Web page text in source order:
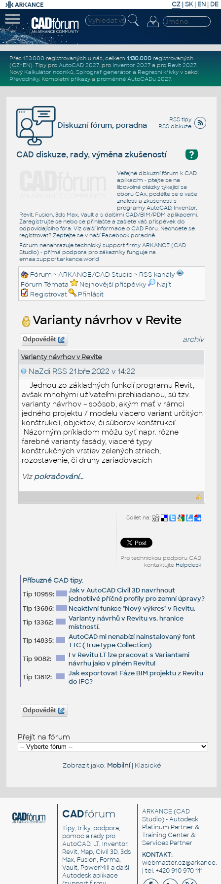
CZ | SK| EN | DE
Přes 123.000 registrovaných u nás, celkem 1.130.000registrovaných
(CZ+EN). Tipy pro AutoCAD 2027, pro Inventor 2027a pro Revit 2027.
Nový Kalkulátor nosníků, Spirograf generátor a Regresní křivkyv sekci
Převodníky. Kompletní příkazya proměnné AutoCADu 2027.
RSS tipy
RSS diskuze
Diskuzní fórum, poradna
?
CAD diskuze, rady, výměna zkušeností
Veřejné diskuzní fórum k CAD
aplikacím - ptejte se na
libovolné otázky týkající se
oboru CAx, podělte se o vaše
znalosti a zkušenosti s
programy AutoCAD, Inventor,
Revit, Fusion, 3ds Max, Vault a s dalšími CAD/BIM/PDM aplikacemi.
Zaregistrujte se nebo se přihlašte a zašlete váš příspěvek do
odpovídajícího fóra. Viz další informace o CAD Fóru. Nechcete se
registrovat? Zeptejte se v naší Facebook poradně.
Fórum nenahrazuje technický support firmy ARKANCE (CAD
Studio) - přímá podpora pro zákazníky funguje na
emea.support.arkance.world
Fórum >ARKANCE/CAD Studio > RSS kanály
Fórum Témata
Nejnovější příspěvky
Najít
Registrovat
Přihlásit
Varianty návrhov v Revite
Odpovědět archiv
Varianty návrhov v Revite
NaZdi RSS 21.bře.2022 v 14:22
Jednou zo základných funkcií programu Revit,
avšak mnohými užívateľmi prehliadanou, sú tzv.
varianty návrhov – spôsob, akým mať v rámci
jedného projektu / modelu viacero variant určitých
konštrukcií, objektov, či súborov konštrukcií.
Názorným príkladom môžu byť napr. rôzne
farebné varianty fasády, viaceré typy
konštrukčných vrstiev zelených striech,
rozostavenie, či druhy zariaďovacích
Viz pokračování...
Sdílet na:
Pro technickou podporu CAD
kontaktujte Helpdesk
Příbuzné CAD tipy:
Tip 10959:
Jak v AutoCAD Civil 3D navrhnout
jednotlivé příčné profily pro zemní úpravy?
Tip 13686:
Neaktivní funkce "Nový výkres" v Revitu.
Tip 13362:
Varianty návrhů v Revitu vs. hranice
místností.
Tip 14835:
AutoCAD mi nenabízí nainstalovaný font
TTC (TrueType Collection)
Tip 9082:
I v Revitu LT lze pracovat s Variantami
návrhu jako v plném Revitu!
Tip 13812:
Jak exportovat Fáze BIM projektu z Revitu
do IFC?
Odpovědět
Přejít na fórum
Zobrazit jako: Mobilní| Klasické
CADfórum
Tipy, triky, podpora,
pomoc a rady pro
AutoCAD, LT, Inventor,
Revit, Map, Civil 3D, 3ds
Max, Fusion, Forma,
Vault, PowerMill a další
Autodesk aplikace
ARKANCE (CAD
Studio) - Autodesk
Platinum Partner &
Training Center &
Services Partner
KONTAKT:
| tel. +420 910 970 111